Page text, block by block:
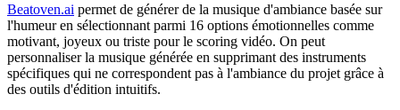
Beatoven.ai permet de générer de la musique d'ambiance basée sur
l'humeur en sélectionnant parmi 16 options émotionnelles comme
motivant, joyeux ou triste pour le scoring vidéo. On peut
personnaliser la musique générée en supprimant des instruments
spécifiques qui ne correspondent pas à l'ambiance du projet grâce à
des outils d'édition intuitifs.